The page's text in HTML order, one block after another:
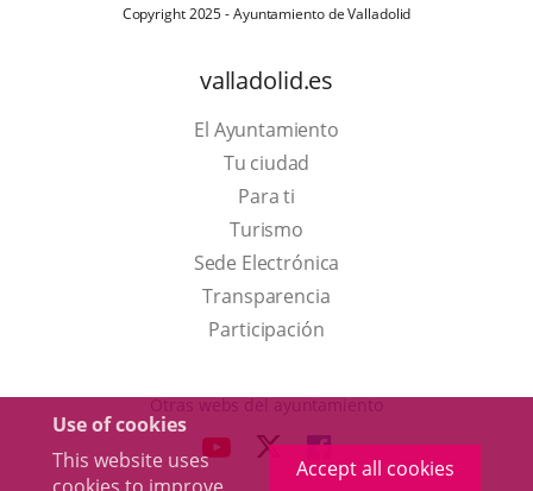
Use of cookies
This website uses
Accept all cookies
Copyright 2025 - Ayuntamiento de Valladolid
valladolid.es
El Ayuntamiento
Tu ciudad
Para ti
TurismoThis
link
will
open
a
up
Sede Electrónica
Transparencia
Participación
Otras webs del ayuntamiento
LINK LINK
TO
LINK
TO